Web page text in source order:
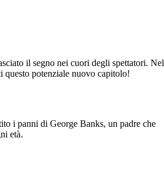
il segno nei cuori degli spettatori. Nel
questo potenziale nuovo capitolo!
i panni di George Banks, un padre che
età.